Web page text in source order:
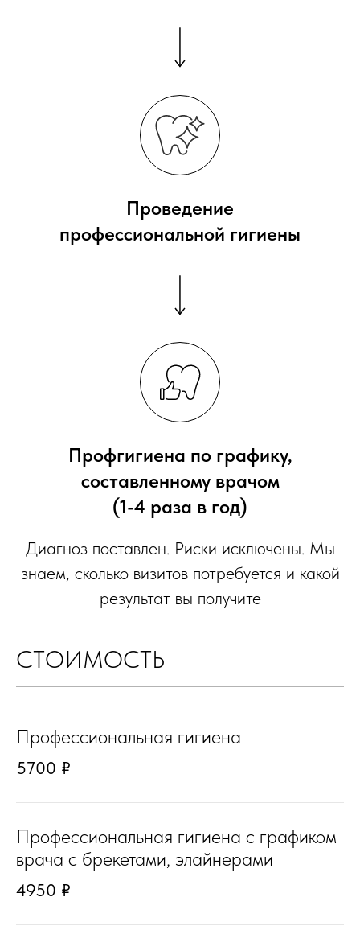
Проведение
профессиональной гигиены
Профгигиена по графику,
составленному врачом
(1-4 раза в год)
Диагноз поставлен. Риски исключены. Мы
знаем, сколько визитов потребуется и какой
результат вы получите
СТОИМОСТЬ
Профессиональная гигиена
5700 ₽
Профессиональная гигиена с графиком
врача с брекетами, элайнерами
4950 ₽